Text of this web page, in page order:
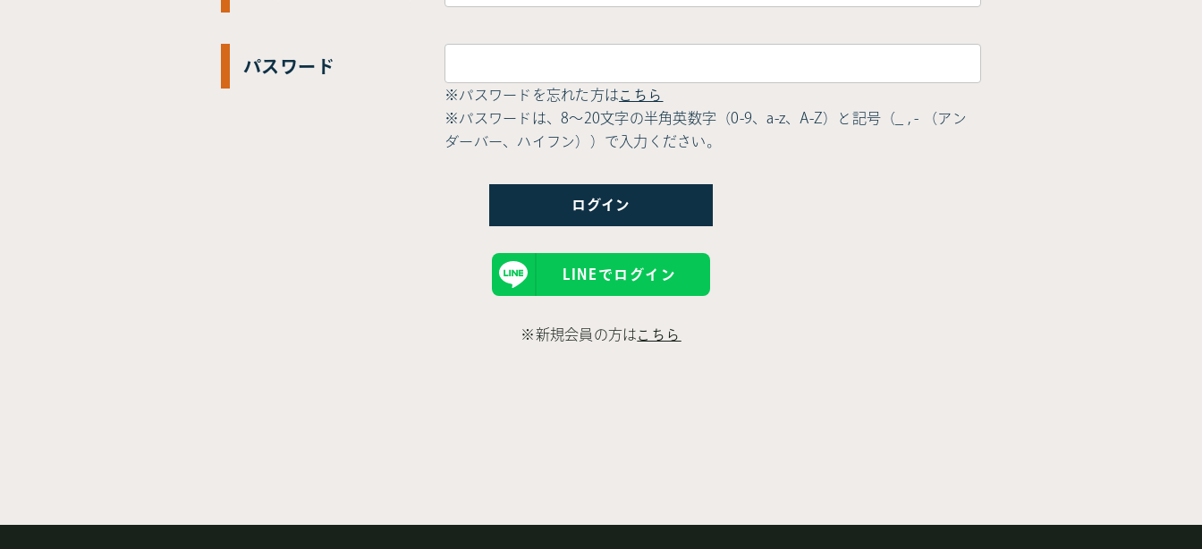
パスワード
※パスワードを忘れた方は こちら
※パスワードは、8〜20文字の半角英数字（0-9、a-z、A-Z）と記号（_ , - （アン
ダーバー、ハイフン））で入力ください。
LINEでログイン
※新規会員の方は こちら